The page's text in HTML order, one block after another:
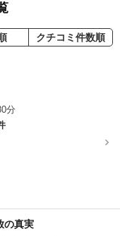
クチコミ件数順
分
の真実